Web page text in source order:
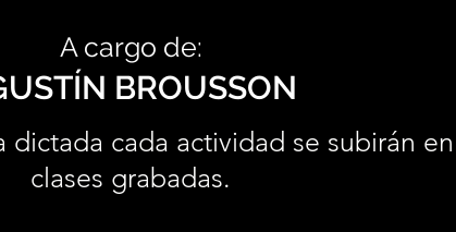
A cargo de:
BROUSSON
cada actividad se subirán
clases grabadas.